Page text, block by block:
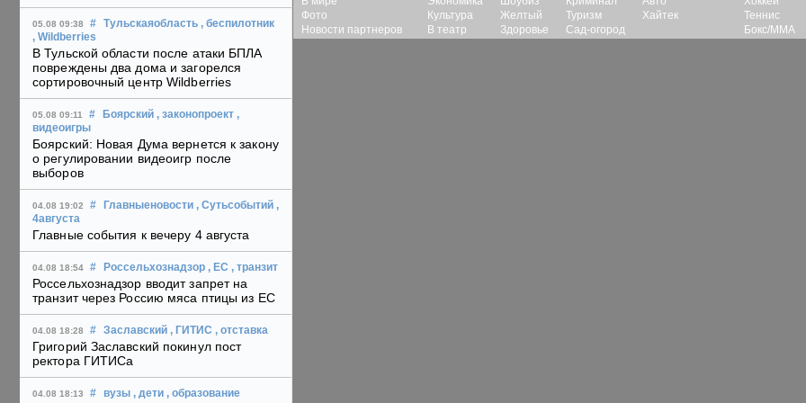
05.08 09:38 # Тульскаяобласть , беспилотник
, Wildberries
В Тульской области после атаки БПЛА
повреждены два дома и загорелся
сортировочный центр Wildberries
05.08 09:11 # Боярский , законопроект ,
видеоигры
Боярский: Новая Дума вернется к закону
о регулировании видеоигр после
выборов
04.08 19:02 # Главныеновости , Сутьсобытий ,
4августа
Главные события к вечеру 4 августа
04.08 18:54 # Россельхознадзор , ЕС , транзит
Россельхознадзор вводит запрет на
транзит через Россию мяса птицы из ЕС
04.08 18:28 # Заславский , ГИТИС , отставка
Григорий Заславский покинул пост
ректора ГИТИСа
04.08 18:13 # вузы , дети , образование
Фото
Новости партнеров
Культура
В театр
Желтый
Здоровье
Туризм
Сад-огород
Хайтек
Теннис
Бокс/ММА